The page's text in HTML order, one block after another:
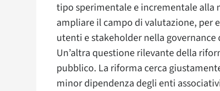
tipo sperimentale e incrementale alla
ampliare il campo di valutazione, per
utenti e stakeholder nella governance
Un’altra questione rilevante della
pubblico. La riforma cerca
minor dipendenza degli enti